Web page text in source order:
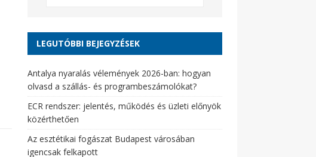
LEGUTÓBBI BEJEGYZÉSEK
Antalya nyaralás vélemények 2026-ban: hogyan
olvasd a szállás- és programbeszámolókat?
ECR rendszer: jelentés, működés és üzleti előnyök
közérthetően
Az esztétikai fogászat Budapest városában
igencsak felkapott